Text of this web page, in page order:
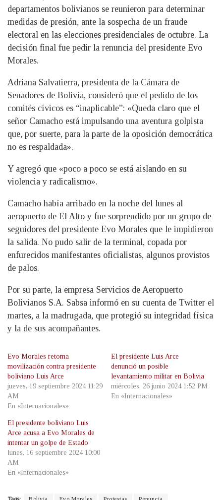
departamentos bolivianos se reunieron para determinar
medidas de presión, ante la sospecha de un fraude
electoral en las elecciones presidenciales de octubre. La
decisión final fue pedir la renuncia del presidente Evo
Morales.
Adriana Salvatierra, presidenta de la Cámara de
Senadores de Bolivia, consideró que el pedido de los
comités cívicos es “inaplicable”​: «Queda claro que el
señor Camacho está impulsando una aventura golpista
que, por suerte, para la parte de la oposición democrática
no es respaldada».
Y agregó que «poco a poco se está aislando en su
violencia y radicalismo».
Camacho había arribado en la noche del lunes al
aeropuerto de El Alto y fue sorprendido por un grupo de
seguidores del presidente Evo Morales que le impidieron
la salida. No pudo salir de la terminal, copada por
enfurecidos manifestantes oficialistas, algunos provistos
de palos.
Por su parte, la empresa Servicios de Aeropuerto
Bolivianos S.A. Sabsa informó en su cuenta de Twitter el
martes, a la madrugada, que protegió su integridad física
y la de sus acompañantes.
Evo Morales retoma
movilización contra presidente
boliviano Luis Arce
jueves, 19 septiembre 2024 11:29
AM
En «Internacionales»
El presidente Luis Arce
denunció un posible
levantamiento militar en Bolivia
miércoles, 26 junio 2024 1:52 PM
En «Internacionales»
El presidente boliviano Luis
Arce acusa a Evo Morales de
intentar un golpe de Estado
lunes, 16 septiembre 2024 10:00
AM
En «Internacionales»